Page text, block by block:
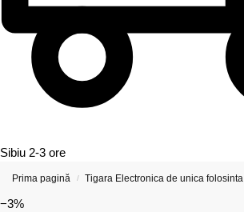
Sibiu 2-3 ore
Prima pagină / Tigara Electronica de unica folosinta
−3%